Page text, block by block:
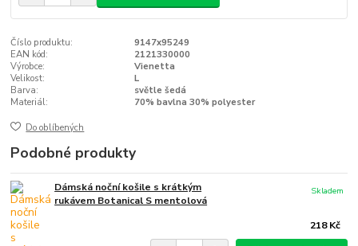
Číslo produktu:
9147x95249
EAN kód:
2121330000
Výrobce:
Vienetta
Velikost:
L
Barva:
světle šedá
Materiál:
70% bavlna 30% polyester
Do oblíbených
Podobné produkty
Dámská noční košile s krátkým
rukávem Botanical S mentolová
218 Kč
Skladem